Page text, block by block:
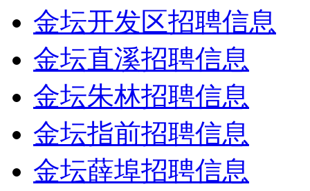
金坛开发区招聘信息
金坛直溪招聘信息
金坛朱林招聘信息
金坛指前招聘信息
金坛薛埠招聘信息